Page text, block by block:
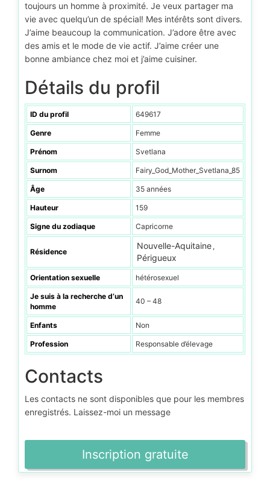
toujours un homme à proximité. Je veux partager ma
vie avec quelqu’un de spécial! Mes intérêts sont divers.
J’aime beaucoup la communication. J’adore être avec
des amis et le mode de vie actif. J’aime créer une
bonne ambiance chez moi et j’aime cuisiner.
Détails du profil
ID du profil 649617
Genre Femme
Prénom Svetlana
Surnom Fairy_God_Mother_Svetlana_85
Âge 35 années
Hauteur 159
Signe du zodiaque Capricorne
Résidence
Nouvelle-Aquitaine ,
Périgueux
Orientation sexuelle hétérosexuel
Je suis à la recherche d’un
homme
40 – 48
Enfants Non
Profession Responsable d’élevage
Contacts
Les contacts ne sont disponibles que pour les membres
enregistrés. Laissez-moi un message
Inscription gratuite